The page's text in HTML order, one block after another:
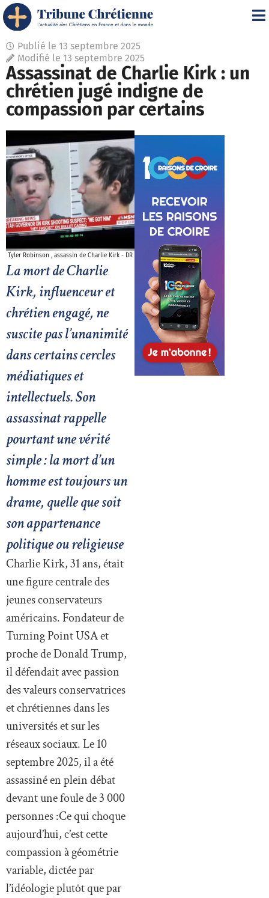
Publié le 13 septembre 2025
Modifié le 13 septembre 2025
Assassinat de Charlie Kirk : un
chrétien jugé indigne de
compassion par certains
Tyler Robinson , assassin de Charlie Kirk - DR
La mort de Charlie
Kirk, influenceur et
chrétien engagé, ne
suscite pas l’unanimité
dans certains cercles
médiatiques et
intellectuels. Son
assassinat rappelle
pourtant une vérité
simple : la mort d’un
homme est toujours un
drame, quelle que soit
son appartenance
politique ou religieuse
Charlie Kirk, 31 ans, était
une figure centrale des
jeunes conservateurs
américains. Fondateur de
Turning Point USA et
proche de Donald Trump,
il défendait avec passion
des valeurs conservatrices
et chrétiennes dans les
universités et sur les
réseaux sociaux. Le 10
septembre 2025, il a été
assassiné en plein débat
devant une foule de 3 000
personnes :Ce qui choque
aujourd’hui, c’est cette
compassion à géométrie
variable, dictée par
l’idéologie plutôt que par